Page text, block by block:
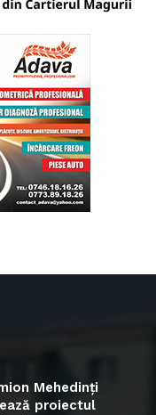
Mehedinți
proiectul